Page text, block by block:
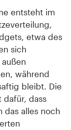
entsteht im
etwa des
sich
während
bleibt. Die
dafür, dass
das alles noch